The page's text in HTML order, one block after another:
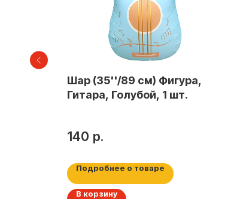
Шар (35''/89 см) Фигура,
Гитара, Голубой, 1 шт.
140 р.
Подробнее о товаре
В корзину